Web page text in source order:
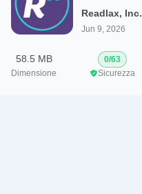
Readlax, Inc.
Jun 9, 2026
58.5 MB
Dimensione
0/63
Sicurezza